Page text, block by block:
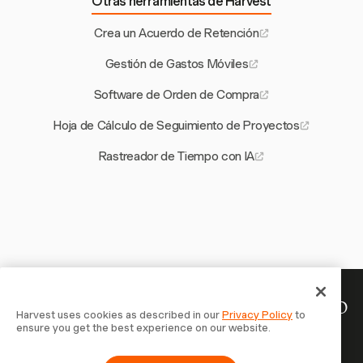
Crea un Acuerdo de Retención
Gestión de Gastos Móviles
Software de Orden de Compra
Hoja de Cálculo de Seguimiento de Proyectos
Rastreador de Tiempo con IA
Tu tiempo merece ser registrado
— empieza ahora
Únete a más de 70.000 empresas que registran tiempo,
Harvest uses cookies as described in ourPrivacy Policyto
ensure you get the best experience on our website.